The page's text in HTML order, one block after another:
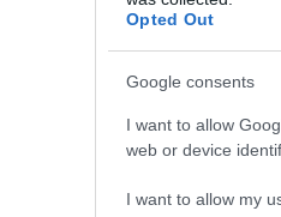
Opted Out
Google consents
I want to allow
web or device
I want to allow my